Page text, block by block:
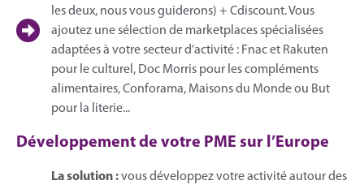
les deux, nous vous guiderons) + Cdiscount. Vous
ajoutez une sélection de marketplaces spécialisées
adaptées à votre secteur d’activité : Fnac et Rakuten
pour le culturel, Doc Morris pour les compléments
alimentaires, Conforama, Maisons du Monde ou But
pour la literie...
Développement de votre PME sur l’Europe
La solution :vous développez votre activité autour des